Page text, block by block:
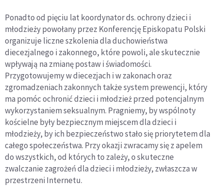
Ponadto od pięciu lat koordynator ds. ochrony dzieci i
młodzieży powołany przez Konferencję Episkopatu Polski
organizuje liczne szkolenia dla duchowieństwa
diecezjalnego i zakonnego, które powoli, ale skutecznie
wpływają na zmianę postaw i świadomości.
Przygotowujemy w diecezjach i w zakonach oraz
zgromadzeniach zakonnych także system prewencji, który
ma pomóc ochronić dzieci i młodzież przed potencjalnym
wykorzystaniem seksualnym. Pragniemy, by wspólnoty
kościelne były bezpiecznym miejscem dla dzieci i
młodzieży, by ich bezpieczeństwo stało się priorytetem dla
całego społeczeństwa. Przy okazji zwracamy się z apelem
do wszystkich, od których to zależy, o skuteczne
zwalczanie zagrożeń dla dzieci i młodzieży, zwłaszcza w
przestrzeni Internetu.